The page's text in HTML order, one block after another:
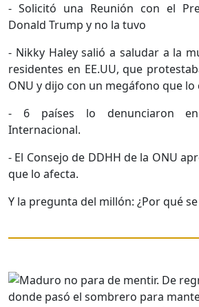
- Solicitó una Reunión con el
Donald Trump y no la tuvo
- Nikky Haley salió a saludar a la
residentes en EE.UU, que
ONU y dijo con un megáfono que
- 6 países lo denunciaron
Internacional.
- El Consejo de DDHH de la ONU
que lo afecta.
Y la pregunta del millón: ¿Por qué